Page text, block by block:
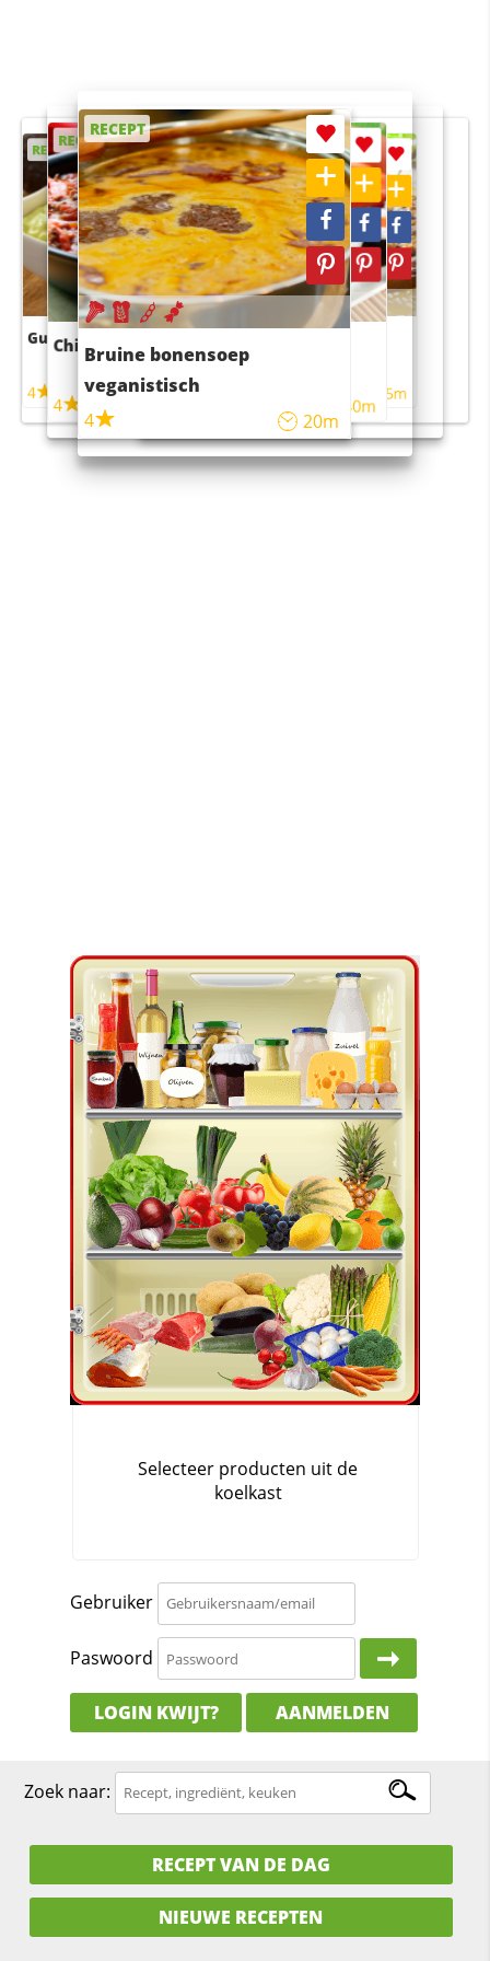
Gebruiker
Paswoord
LOGIN KWIJT? AANMELDEN
RECEPT
Guacamole
4
RECEPT
Chili con carne
4 45m
RECEPT
Bruine bonensoep
veganistisch
4
20m
RECEPT
Sushi rijstsalade
maaltijdsalade
40m
RECEPT
4 55m
Zoek naar:
RECEPT VAN DE DAG
NIEUWE RECEPTEN